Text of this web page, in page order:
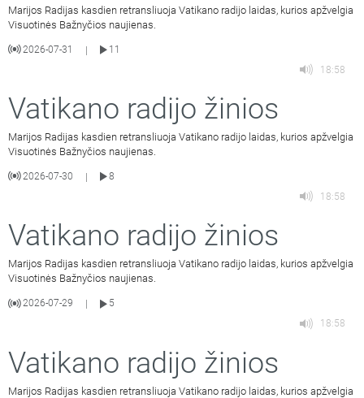
Marijos Radijas kasdien retransliuoja Vatikano radijo laidas, kurios apžvelgia
Visuotinės Bažnyčios naujienas.
2026-07-31 |
11
18:58
Vatikano radijo žinios
Marijos Radijas kasdien retransliuoja Vatikano radijo laidas, kurios apžvelgia
Visuotinės Bažnyčios naujienas.
2026-07-30 |
8
18:58
Vatikano radijo žinios
Marijos Radijas kasdien retransliuoja Vatikano radijo laidas, kurios apžvelgia
Visuotinės Bažnyčios naujienas.
2026-07-29
5
18:58
Vatikano radijo žinios
Marijos Radijas kasdien retransliuoja Vatikano radijo laidas, kurios apžvelgia